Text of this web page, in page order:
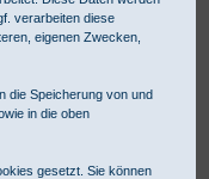
Labor
und mit Lehne können
Labor oder
Kunden ist
verarbeiten diese
eigenen Zwecken,
die Speicherung von und
in die oben
gesetzt. Sie können